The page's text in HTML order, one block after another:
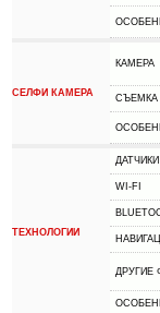
СЕЛФИ КАМЕРА
КАМЕРА
СЪЕМКА
ТЕХНОЛОГИИ
ДАТЧИКИ
WI-FI
ДРУГИЕ